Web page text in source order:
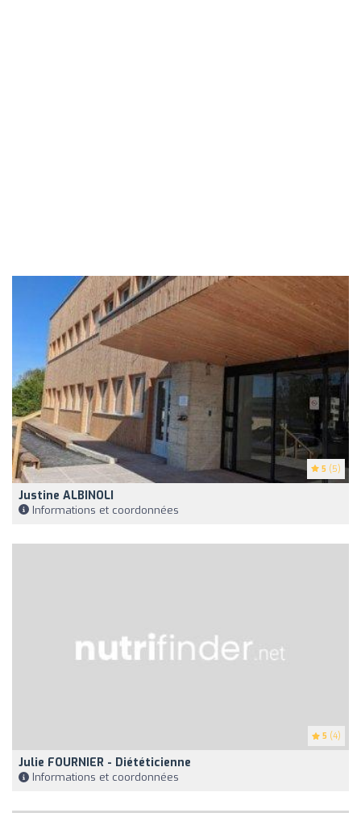
5 (5)
Justine ALBINOLI
Informations et coordonnées
5 (4)
Julie FOURNIER - Diététicienne
Informations et coordonnées